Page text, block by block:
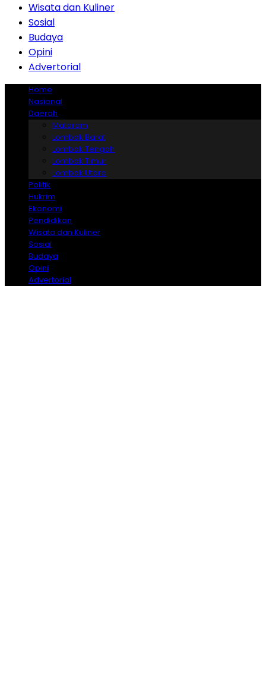
Wisata dan Kuliner
Sosial
Budaya
Opini
Advertorial
Home
Nasional
Daerah
Mataram
Lombok Barat
Lombok Tengah
Lombok Timur
Lombok Utara
Politik
Hukrim
Ekonomi
Pendidikan
Wisata dan Kuliner
Sosial
Budaya
Opini
Advertorial